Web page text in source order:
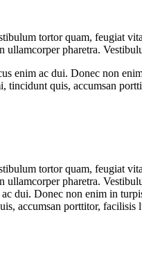
tortor quam, feugiat
pharetra.
enim ac dui. Donec non
tincidunt quis, accumsan
tortor quam, feugiat
pharetra.
dui. Donec non enim in
accumsan porttitor, facilisis